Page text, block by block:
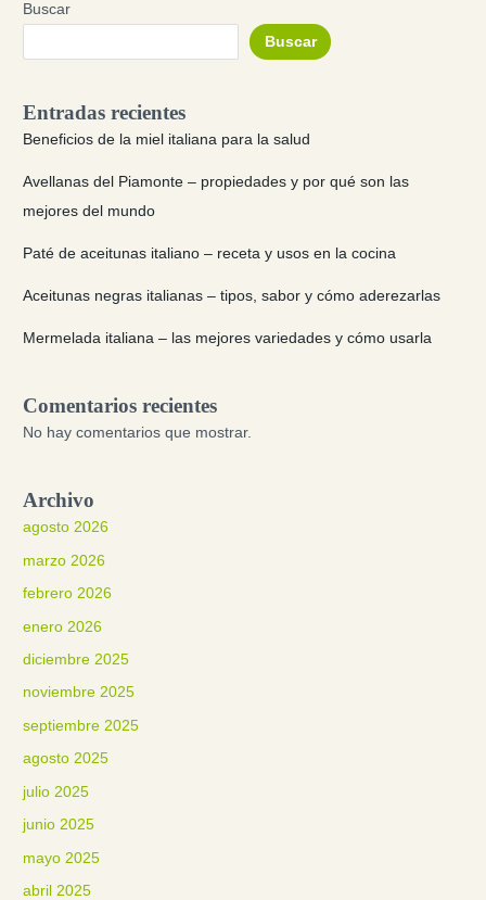
Buscar
Buscar
Entradas recientes
Beneficios de la miel italiana para la salud
Avellanas del Piamonte – propiedades y por qué son las
mejores del mundo
Paté de aceitunas italiano – receta y usos en la cocina
Aceitunas negras italianas – tipos, sabor y cómo aderezarlas
Mermelada italiana – las mejores variedades y cómo usarla
Comentarios recientes
No hay comentarios que mostrar.
Archivo
agosto 2026
marzo 2026
febrero 2026
enero 2026
diciembre 2025
noviembre 2025
septiembre 2025
agosto 2025
julio 2025
junio 2025
mayo 2025
abril 2025